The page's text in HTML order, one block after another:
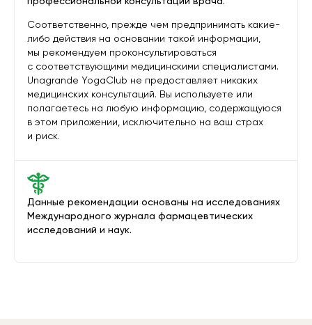
Данные рекомендации основаны на исследованиях
Международного журнала фармацевтических
исследований и наук.
Соответственно, прежде чем предпринимать какие-
либо действия на основании такой информации,
мы рекомендуем проконсультироваться
с соответствующими медицинскими специалистами.
Unagrande YogaClub не предоставляет никаких
медицинских консультаций. Вы используете или
полагаетесь на любую информацию, содержащуюся
в этом приложении, исключительно на ваш страх
и риск.